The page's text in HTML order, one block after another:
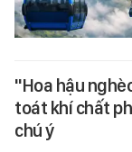
"Hoa hậu
toát khí chất
chú ý